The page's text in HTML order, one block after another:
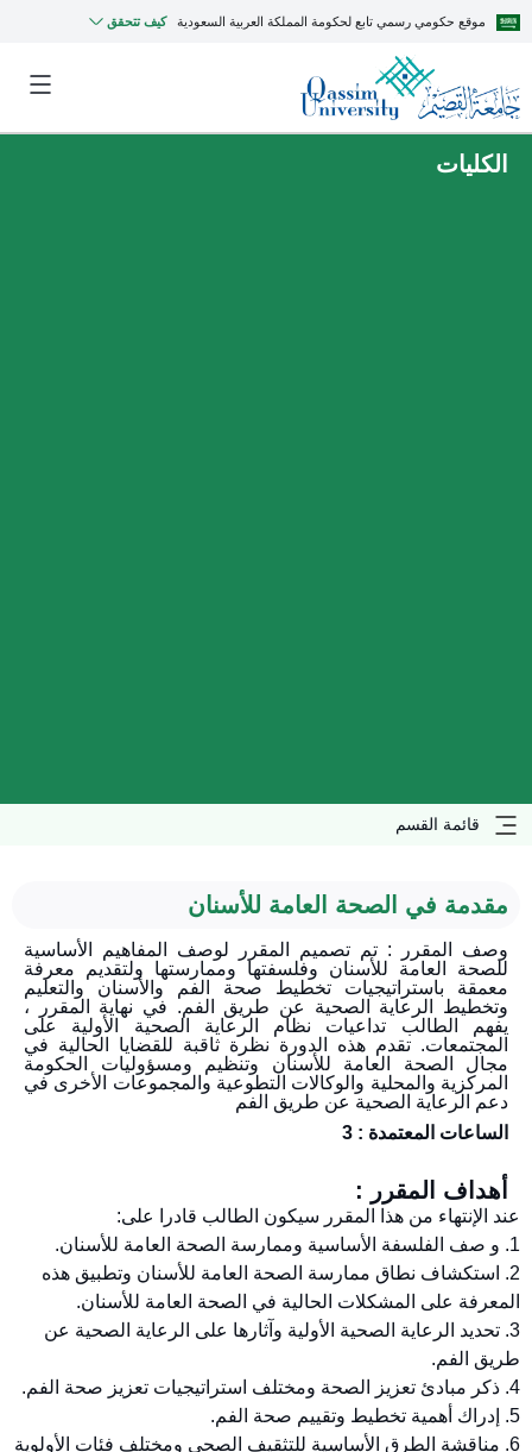
موقع حكومي رسمي تابع لحكومة المملكة العربية السعودية كيف تتحقق
الكليات
قائمة القسم
مقدمة في الصحة العامة للأسنان
وصف المقرر : تم تصميم المقرر لوصف المفاهيم الأساسية
للصحة العامة للأسنان وفلسفتها وممارستها ولتقديم معرفة
معمقة باستراتيجيات تخطيط صحة الفم والأسنان والتعليم
وتخطيط الرعاية الصحية عن طريق الفم. في نهاية المقرر ،
يفهم الطالب تداعيات نظام الرعاية الصحية الأولية على
المجتمعات. تقدم هذه الدورة نظرة ثاقبة للقضايا الحالية في
مجال الصحة العامة للأسنان وتنظيم ومسؤوليات الحكومة
المركزية والمحلية والوكالات التطوعية والمجموعات الأخرى في
دعم الرعاية الصحية عن طريق الفم
الساعات المعتمدة : 3
أهداف المقرر :
عند الإنتهاء من هذا المقرر سيكون الطالب قادرا على:
1. و صف الفلسفة الأساسية وممارسة الصحة العامة للأسنان.
2. استكشاف نطاق ممارسة الصحة العامة للأسنان وتطبيق هذه
المعرفة على المشكلات الحالية في الصحة العامة للأسنان.
3. تحديد الرعاية الصحية الأولية وآثارها على الرعاية الصحية عن
طريق الفم.
4. ذكر مبادئ تعزيز الصحة ومختلف استراتيجيات تعزيز صحة الفم.
5. إدراك أهمية تخطيط وتقييم صحة الفم.
6. مناقشة الطرق الأساسية للتثقيف الصحي ومختلف فئات الأولوية